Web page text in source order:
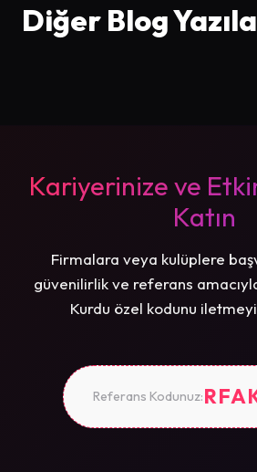
Diğer Blog
Kariyerinize ve
Katın
Firmalara veya kulüplere
güvenilirlik ve referans
Kurdu özel kodunu
Referans Kodunuz: